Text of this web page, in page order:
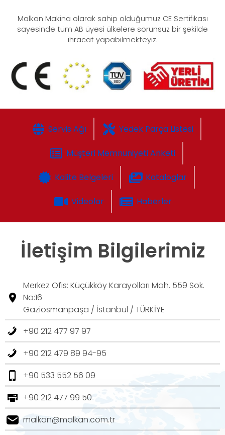
Malkan Makina olarak sahip olduğumuz CE Sertifikası
sayesinde tüm AB üyesi ülkelere sorunsuz bir şekilde
ihracat yapabilmekteyiz.
Servis Ağı Yedek Parça Listesi
Müşteri Memnuniyeti Anketi
Kalite Belgeleri Kataloglar
Videolar Haberler
İletişim Bilgilerimiz
Merkez Ofis: Küçükköy Karayolları Mah. 559 Sok.
No:16
Gaziosmanpaşa / İstanbul / TÜRKİYE
+90 212 477 97 97
+90 212 479 89 94-95
+90 533 552 56 09
+90 212 477 99 50
malkan@malkan.com.tr